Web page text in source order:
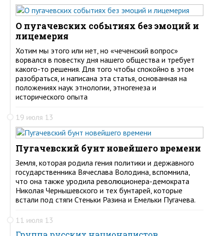
О пугачевских событиях без эмоций и
лицемерия
Хотим мы этого или нет, но «чеченский вопрос»
ворвался в повестку дня нашего общества и требует
какого-то решения. Для того чтобы спокойно в этом
разобраться, и написана эта статья, основанная на
положениях наук этнологии, этногенеза и
исторического опыта
19 июля 13
Пугачевский бунт новейшего времени
Земля, которая родила гения политики и державного
государственника Вячеслава Володина, вспомнила,
что она также уродила революционера-демократа
Николая Чернышевского и тех бунтарей, которые
встали под стяги Стеньки Разина и Емельки Пугачева.
11 июля 13